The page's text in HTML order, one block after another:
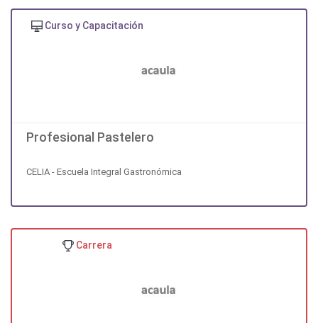
Profesional Pastelero
CELIA - Escuela Integral Gastronómica
Curso y Capacitación
Carrera